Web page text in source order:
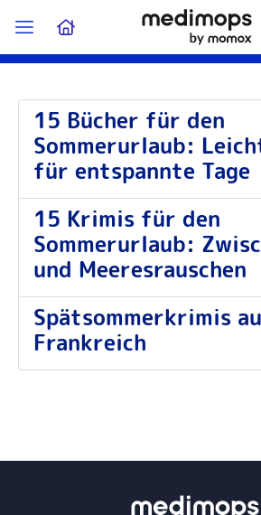
15 Bücher für den
Sommerurlaub:
für entspannte Tage
15 Krimis für den
Sommerurlaub:
und Meeresrauschen
Spätsommerkrimis
Frankreich